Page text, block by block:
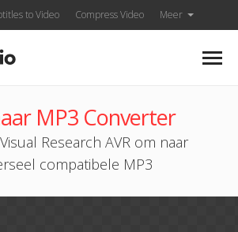
to Video Compress Video Meer
MP3 Converter
Research AVR om naar
compatibele MP3